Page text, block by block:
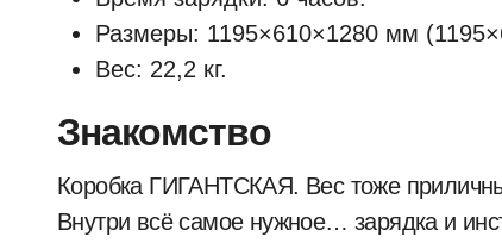
Размеры: 1195×610×1280 мм
Вес: 22,2 кг.
Знакомство
Коробка ГИГАНТСКАЯ. Вес тоже
Внутри всё самое нужное… зарядка и